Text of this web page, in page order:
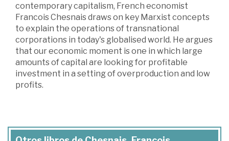
contemporary capitalism, French economist
Francois Chesnais draws on key Marxist concepts
to explain the operations of transnational
corporations in today's globalised world. He argues
that our economic moment is one in which large
amounts of capital are looking for profitable
investment in a setting of overproduction and low
profits.